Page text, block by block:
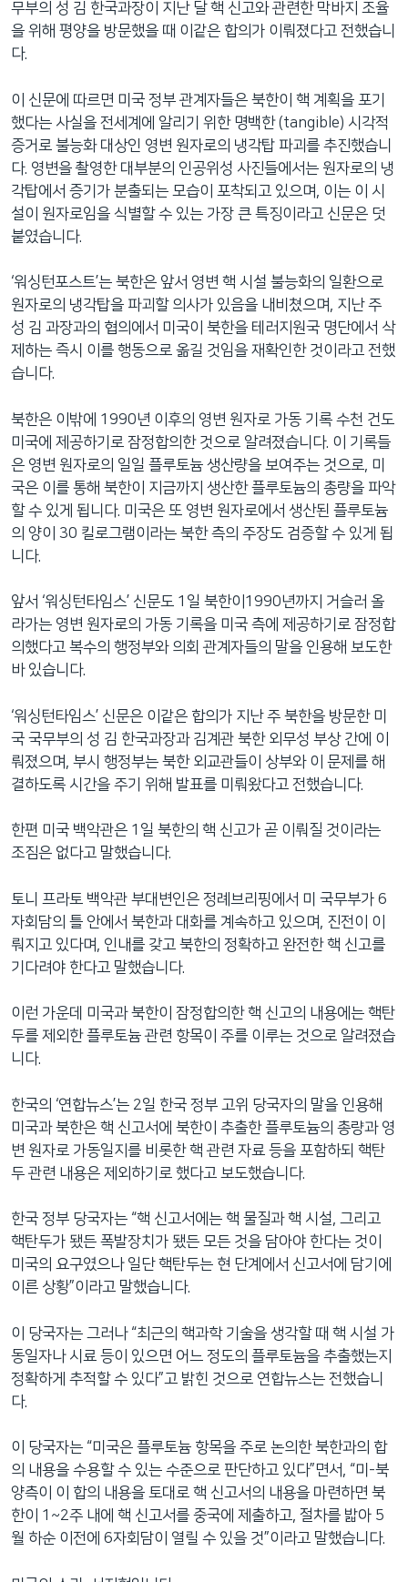
무부의 성 김 한국과장이 지난 달 핵 신고와 관련한 막바지 조율
을 위해 평양을 방문했을 때 이같은 합의가 이뤄졌다고 전했습니
다.
이 신문에 따르면 미국 정부 관계자들은 북한이 핵 계획을 포기
했다는 사실을 전세계에 알리기 위한 명백한 (tangible) 시각적
증거로 불능화 대상인 영변 원자로의 냉각탑 파괴를 추진했습니
다. 영변을 촬영한 대부분의 인공위성 사진들에서는 원자로의 냉
각탑에서 증기가 분출되는 모습이 포착되고 있으며, 이는 이 시
설이 원자로임을 식별할 수 있는 가장 큰 특징이라고 신문은 덧
붙였습니다.
‘워싱턴포스트’는 북한은 앞서 영변 핵 시설 불능화의 일환으로
원자로의 냉각탑을 파괴할 의사가 있음을 내비쳤으며, 지난 주
성 김 과장과의 협의에서 미국이 북한을 테러지원국 명단에서 삭
제하는 즉시 이를 행동으로 옮길 것임을 재확인한 것이라고 전했
습니다.
북한은 이밖에 1990년 이후의 영변 원자로 가동 기록 수천 건도
미국에 제공하기로 잠정합의한 것으로 알려졌습니다. 이 기록들
은 영변 원자로의 일일 플루토늄 생산량을 보여주는 것으로, 미
국은 이를 통해 북한이 지금까지 생산한 플루토늄의 총량을 파악
할 수 있게 됩니다. 미국은 또 영변 원자로에서 생산된 플루토늄
의 양이 30 킬로그램이라는 북한 측의 주장도 검증할 수 있게 됩
니다.
앞서 ‘워싱턴타임스’ 신문도 1일 북한이1990년까지 거슬러 올
라가는 영변 원자로의 가동 기록을 미국 측에 제공하기로 잠정합
의했다고 복수의 행정부와 의회 관계자들의 말을 인용해 보도한
바 있습니다.
‘워싱턴타임스’ 신문은 이같은 합의가 지난 주 북한을 방문한 미
국 국무부의 성 김 한국과장과 김계관 북한 외무성 부상 간에 이
뤄졌으며, 부시 행정부는 북한 외교관들이 상부와 이 문제를 해
결하도록 시간을 주기 위해 발표를 미뤄왔다고 전했습니다.
한편 미국 백악관은 1일 북한의 핵 신고가 곧 이뤄질 것이라는
조짐은 없다고 말했습니다.
토니 프라토 백악관 부대변인은 정례브리핑에서 미 국무부가 6
자회담의 틀 안에서 북한과 대화를 계속하고 있으며, 진전이 이
뤄지고 있다며, 인내를 갖고 북한의 정확하고 완전한 핵 신고를
기다려야 한다고 말했습니다.
이런 가운데 미국과 북한이 잠정합의한 핵 신고의 내용에는 핵탄
두를 제외한 플루토늄 관련 항목이 주를 이루는 것으로 알려졌습
니다.
한국의 ‘연합뉴스’는 2일 한국 정부 고위 당국자의 말을 인용해
미국과 북한은 핵 신고서에 북한이 추출한 플루토늄의 총량과 영
변 원자로 가동일지를 비롯한 핵 관련 자료 등을 포함하되 핵탄
두 관련 내용은 제외하기로 했다고 보도했습니다.
한국 정부 당국자는 “핵 신고서에는 핵 물질과 핵 시설, 그리고
핵탄두가 됐든 폭발장치가 됐든 모든 것을 담아야 한다는 것이
미국의 요구였으나 일단 핵탄두는 현 단계에서 신고서에 담기에
이른 상황”이라고 말했습니다.
이 당국자는 그러나 “최근의 핵과학 기술을 생각할 때 핵 시설 가
동일자나 시료 등이 있으면 어느 정도의 플루토늄을 추출했는지
정확하게 추적할 수 있다”고 밝힌 것으로 연합뉴스는 전했습니
다.
이 당국자는 “미국은 플루토늄 항목을 주로 논의한 북한과의 합
의 내용을 수용할 수 있는 수준으로 판단하고 있다”면서, “미-북
양측이 이 합의 내용을 토대로 핵 신고서의 내용을 마련하면 북
한이 1~2주 내에 핵 신고서를 중국에 제출하고, 절차를 밟아 5
월 하순 이전에 6자회담이 열릴 수 있을 것”이라고 말했습니다.